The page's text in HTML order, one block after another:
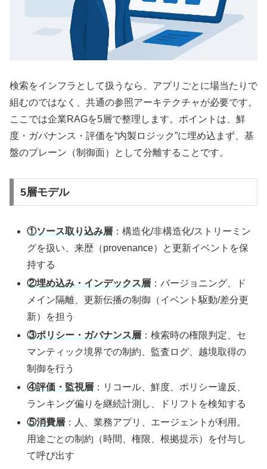
検索をインフラとして扱うなら、アプリごとに場当たりで
組むのではなく、共通の参照アーキテクチャが必要です。
ここでは企業RAGを5層で整理します。ポイントは、鮮
度・ガバナンス・評価を“内製ロジック”に埋め込まず、基
盤のプレーン（制御面）として分離することです。
5層モデル
①ソース取り込み層 ：構造化/非構造化/ストリーミン
グを扱い、来歴（provenance）と更新イベントを保
持する
②埋め込み・インデックス層 ：バージョニング、ド
メイン隔離、更新伝播の制御（イベント駆動/差分更
新）を担う
③ポリシー・ガバナンス層 ：検索時の権限判定、セ
マンティック境界での制約、監査ログ、越境取得の
制御を行う
④評価・監視層 ：リコール、鮮度、ポリシー違反、
ランキング偏りを継続計測し、ドリフトを検知する
⑤消費層 ：人、業務アプリ、エージェントが利用。
用途ごとの制約（時間、権限、根拠提示）を付与し
て呼び出す